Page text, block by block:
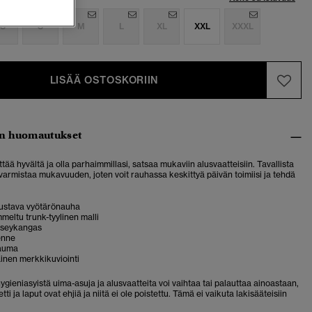
S M L XL XXL XXXL
LISÄÄ OSTOSKORIIN
huomautukset
hyvältä ja olla parhaimmillasi, satsaa mukaviin alusvaatteisiin. Tavallista
mukavuuden, joten voit rauhassa keskittyä päivän toimiisi ja tehdä
vyötärönauha
trunk-tyylinen malli
merkkikuviointi
uima-asuja ja alusvaatteita voi vaihtaa tai palauttaa ainoastaan,
ja laput ovat ehjiä ja niitä ei ole poistettu. Tämä ei vaikuta lakisääteisiin